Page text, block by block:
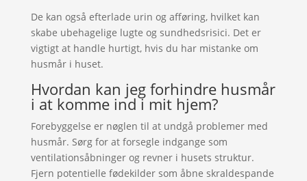
De kan også efterlade urin og afføring, hvilket kan
skabe ubehagelige lugte og sundhedsrisici. Det er
vigtigt at handle hurtigt, hvis du har mistanke om
husmår i huset.
Hvordan kan jeg forhindre husmår
i at komme ind i mit hjem?
Forebyggelse er nøglen til at undgå problemer med
husmår. Sørg for at forsegle indgange som
ventilationsåbninger og revner i husets struktur.
Fjern potentielle fødekilder som åbne skraldespande